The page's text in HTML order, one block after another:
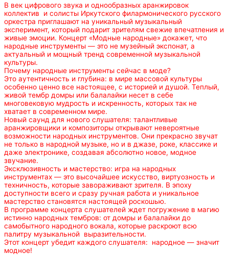
В век цифрового звука и однообразных аранжировок
коллектив и солисты Иркутского филармонического русского
оркестра приглашают на уникальный музыкальный
эксперимент, который подарит зрителям свежие впечатления и
живые эмоции. Концерт «Модные народные» докажет, что
народные инструменты — это не музейный экспонат, а
актуальный и мощный тренд современной музыкальной
культуры.
Почему народные инструменты сейчас в моде?
Это аутентичность и глубина: в мире массовой культуры
особенно ценно все настоящее, с историей и душой. Теплый,
живой тембр домры или балалайки несет в себе
многовековую мудрость и искренность, которых так не
хватает в современном мире.
Новый саунд для нового слушателя: талантливые
аранжировщики и композиторы открывают невероятные
возможности народных инструментов. Они прекрасно звучат
не только в народной музыке, но и в джазе, роке, классике и
даже электронике, создавая абсолютно новое, модное
звучание.
Эксклюзивность и мастерство: игра на народных
инструментах — это высочайшее искусство, виртуозность и
техничность, которые завораживают зрителя. В эпоху
доступности всего и сразу ручная работа и уникальное
мастерство становятся настоящей роскошью.
В программе концерта слушателей ждет погружение в магию
истинно народных тембров: от домры и балалайки до
самобытного народного вокала, которые раскроют всю
палитру музыкальной выразительности.
Этот концерт убедит каждого слушателя: народное — значит
модное!